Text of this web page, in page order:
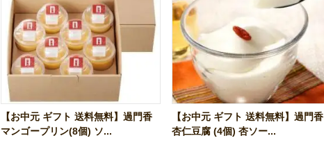
【お中元 ギフト 送料無料】過門香
マンゴープリン(8個) ソ...
【お中元 ギフト 送料無料】過門香
杏仁豆腐 (4個) 杏ソー...